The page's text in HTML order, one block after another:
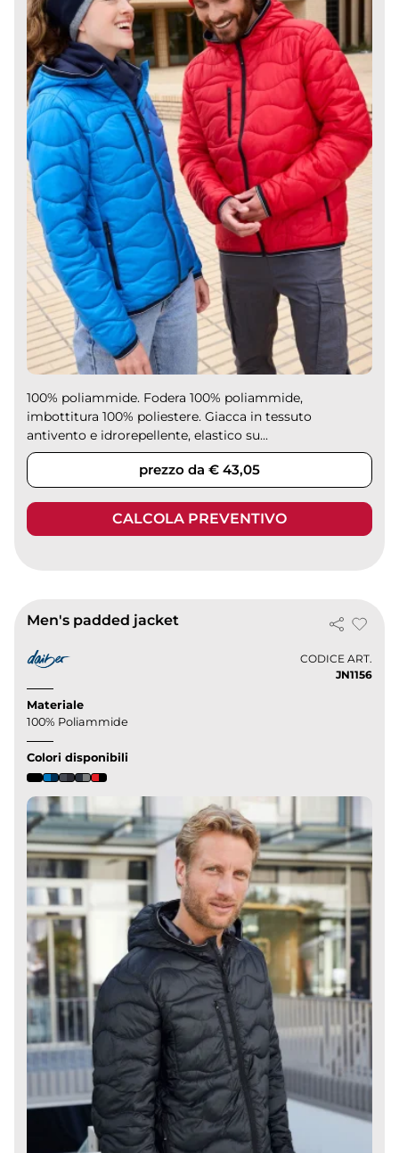
100% poliammide. Fodera 100% poliammide,
imbottitura 100% poliestere. Giacca in tessuto
antivento e idrorepellente, elastico su...
prezzo da € 43,05
CALCOLA PREVENTIVO
Men's padded jacket
CODICE ART.
JN1156
Materiale
100% Poliammide
Colori disponibili